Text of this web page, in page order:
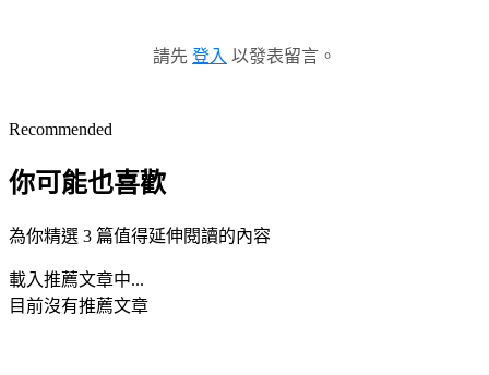
請先 登入 以發表留言。
Recommended
你可能也喜歡
為你精選 3 篇值得延伸閱讀的內容
載入推薦文章中...
目前沒有推薦文章